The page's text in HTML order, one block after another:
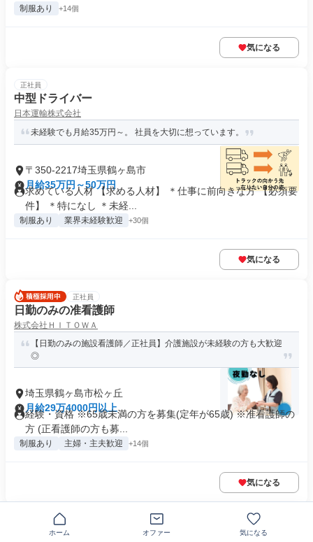
制服あり +14個
気になる
正社員
中型ドライバー
日本運輸株式会社
未経験でも月給35万円～。 社員を大切に想っています。
〒350-2217埼玉県鶴ヶ島市
月給35万円～50万円
求めている人材 【求める人材】 ＊仕事に前向きな方 【必須要
件】 ＊特になし ＊未経...
制服あり 業界未経験歓迎 +30個
気になる
正社員
日勤のみの准看護師
株式会社ＨＩＴＯＷＡ
【日勤のみの施設看護師／正社員】介護施設が未経験の方も大歓迎
◎
埼玉県鶴ヶ島市松ヶ丘
月給29万4000円以上
経験・資格 ※65歳未満の方を募集(定年が65歳) ※准看護師の
方 (正看護師の方も募...
制服あり 主婦・主夫歓迎 +14個
気になる
介護支援専門員
ホーム オファー 気になる